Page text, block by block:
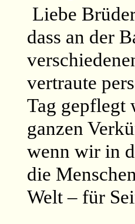
Liebe
dass an der
vertraute
Tag gepflegt
ganzen
wenn wir in
die
Welt – für